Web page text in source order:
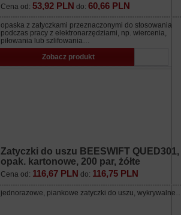
Cena od: 53,92 PLN do: 60,66 PLN
opaska z zatyczkami przeznaczonymi do stosowania
podczas pracy z elektronarzędziami, np. wiercenia,
piłowania lub szlifowania…
Zobacz produkt
Zatyczki do uszu BEESWIFT QUED301,
opak. kartonowe, 200 par, żółte
Cena od: 116,67 PLN do: 116,75 PLN
jednorazowe, piankowe zatyczki do uszu,